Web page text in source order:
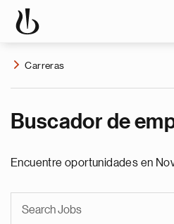
Carreras
Buscador de
Encuentre oportunidades en